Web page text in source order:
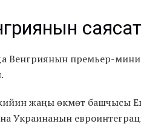
Венгриянын премьер-
жаңы өкмөт башчысы
Украинанын